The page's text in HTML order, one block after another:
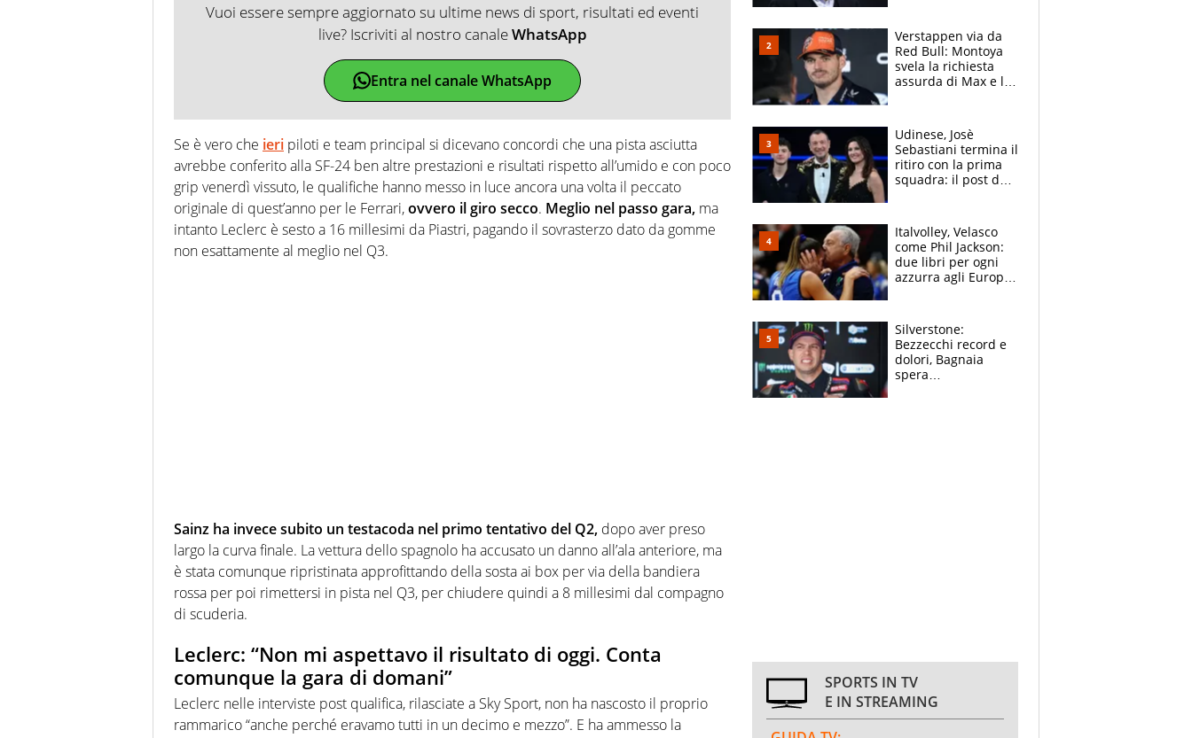
Vuoi essere sempre aggiornato su ultime news di sport, risultati ed eventi
live? Iscriviti al nostro canaleWhatsApp
Entra nel canale WhatsApp
Se è vero che ieri piloti e team principal si dicevano concordi che una pista asciutta
avrebbe conferito alla SF-24 ben altre prestazioni e risultati rispetto all’umido e con poco
grip venerdì vissuto, le qualifiche hanno messo in luce ancora una volta il peccato
originale di quest’anno per le Ferrari,ovvero il giro secco. Meglio nel passo gara, ma
intanto Leclerc è sesto a 16 millesimi da Piastri, pagando il sovrasterzo dato da gomme
non esattamente al meglio nel Q3.
Sainz ha invece subito un testacoda nel primo tentativo del Q2, dopo aver preso
largo la curva finale. La vettura dello spagnolo ha accusato un danno all’ala anteriore, ma
è stata comunque ripristinata approfittando della sosta ai box per via della bandiera
rossa per poi rimettersi in pista nel Q3, per chiudere quindi a 8 millesimi dal compagno
di scuderia.
Leclerc: “Non mi aspettavo il risultato di oggi. Conta
comunque la gara di domani”
Leclerc nelle interviste post qualifica, rilasciate a Sky Sport, non ha nascosto il proprio
rammarico “anche perché eravamo tutti in un decimo e mezzo”. E ha ammesso la
azzurri
Verstappen via da
Red Bull: Montoya
svela la richiesta
assurda di Max e lo
McLaren siano
meglio?”
Udinese, Josè
Sebastiani termina il
ritiro con la prima
squadra: il post del
sfondo
Italvolley, Velasco
come Phil Jackson:
due libri per ogni
azzurra agli Europei.
Silverstone:
Bezzecchi record e
dolori, Bagnaia
spera
SPORTS IN TV
E IN STREAMING